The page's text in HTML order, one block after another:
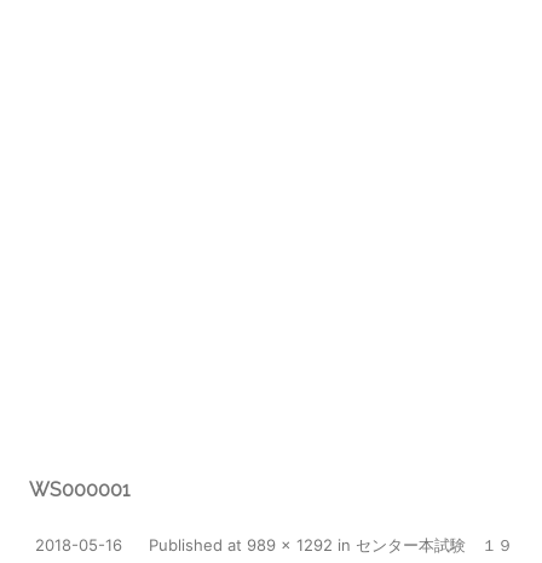
WS000001
Published
2018-05-16 at 989 × 1292 in センター本試験 １９